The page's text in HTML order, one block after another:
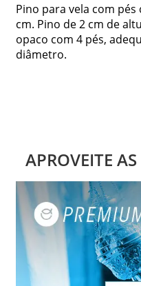
Pino para vela com
cm. Pino de 2 cm de
opaco com 4 pés,
diâmetro.
APROVEITE